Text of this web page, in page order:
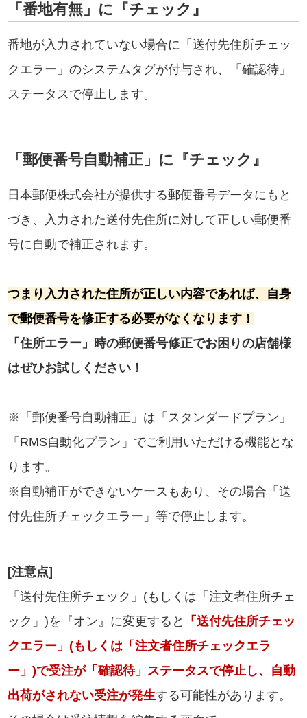
「番地有無」に『チェック』
番地が入力されていない場合に「送付先住所チェッ
クエラー」のシステムタグが付与され、「確認待」
ステータスで停止します。
「郵便番号自動補正」に『チェック』
日本郵便株式会社が提供する郵便番号データにもと
づき、入力された送付先住所に対して正しい郵便番
号に自動で補正されます。
つまり入力された住所が正しい内容であれば、自身
で郵便番号を修正する必要がなくなります！
「住所エラー」時の郵便番号修正でお困りの店舗様
はぜひお試しください！
※「郵便番号自動補正」は「スタンダードプラン」
「RMS自動化プラン」でご利用いただける機能とな
ります。
※自動補正ができないケースもあり、その場合「送
付先住所チェックエラー」等で停止します。
[注意点]
「送付先住所チェック」(もしくは「注文者住所チェ
ック」)を『オン』に変更すると
「送付先住所チェッ
クエラー」(もしくは「注文者住所チェックエラ
ー」)で受注が「確認待」ステータスで停止し、自動
出荷がされない受注が発生する可能性があります。